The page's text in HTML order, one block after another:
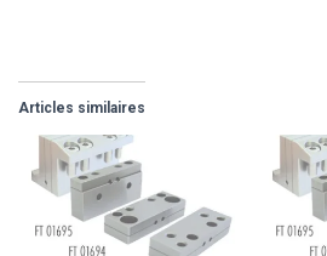
Articles similaires